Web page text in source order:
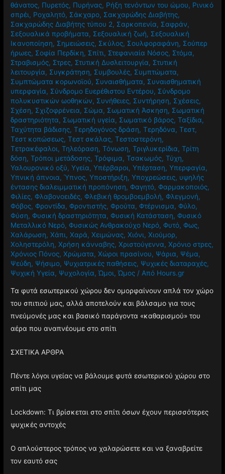
θάνατος, Πυρετός, Πυρήνας, Ρήξη τενόντων του ώμου, Ρινικό
σπρέι, Ροχαλητό, Σάκχαρο, Σακχαρώδης Διαβήτης,
Σακχαρώδης Διαβήτης τύπου 2, Σαρκοπενία, Σαφράν,
Σεξουαλικά προβήματα, Σεξουαλική ζωή, Σεξουαλική
Ικανοποίηση, Σημειώσεις, Σκύλος, Σουλφοραφάνη, Σούπερ
ήρωες, Σοφία Περδίκη, Σπίτι, Στεφανιαία Νόσος, Στόμα,
Στραβισμός, Στρες, Στυτική Δυσλειτουργία, Στυτική
λειτουργία, Συγκράτηση, Συμβουλές, Συμπτώματα,
Συμπτώματα κορωνοϊού, Συναισθήματα, Συναισθηματική
υπερφαγία, Σύνδρομο Ευερέθιστου Εντέρου, Σύνδρομο
πολυκυστικών ωοθηκών, Συνήθειες, Συντήρηση, Σχέσεις,
Σχέση, Σχιζοφρένεια, Σώμα, Σωματική Άσκηση, Σωματική
δραστηριότητα, Σωματική υγεία, Σωματικό βάρος,Ταξίδια,
Ταχύτητα βάδισης,Τερηδογόνος δράση,Τερηδόνα,Τεστ,
Τεστ κοπώσεως,Τεστ σκάλας,Τεστοστερόνη,
Τετρακέφαλοι,Τηλεόραση,Τόνωση,Τριγλυκερίδια,Τρίτη
δόση,Τρόποι μετάδοσης,Τρόφιμα,Τσακωμός,Τύχη,
Υαλουρονικό οξύ,Υγεία,Υπέρβαροι,Υπέρταση,Υπερφαγία,
Υπνική άπνοια,Ύπνος,Υποστήριξη,Υποχρεώσεις, υψηλής
έντασης διαλειμματική προπόνηση,Φαγητό,Φαρμακοποιός,
Φιλίες,Φλαβονοειδές,Φλεβική θρομβοεμβολή,Φλεγμονή,
Φόβος,Φροντίδα,Φροντιστής,Φρούτα,Φτέρνισμα,Φύλο,
Φύση,Φυσική δραστηριότητα,Φυσική Κατάσταση,Φυσικό
Μεταλλικό Νερό,Φυσικώς Ανθρακούχο Νερό,Φυτό,Φως,
Χαλάρωση,Χάπι,Χαρά,Χειμώνας,Χιόνι,Χιούμορ,
Χοληστερόλη,Χρήση κάνναβης,Χριστούγεννα,Χρόνιο στρες,
Χρόνιος Πόνος,Χρώματα,Χώροι πρασίνου, Ψάρια, Ψέμα,
Ψεύδη, Ψήσιμο, Ψυχιατρικές παθήσεις, Ψυχικές διαταραχές,
Ψυχική Υγεία, Ψυχολογία,Ώμοι,Ώμος / Από Hours.gr
Τα φυτά εσωτερικού χώρου δεν ομορφαίνουν απλά τον χώρο
του σπιτιού μας, αλλά αποτελούν και βάλσαμο για τους
πνεύμονές μας και βασικό παράγοντα «καθαρισμού» του
αέρα που αναπνέουμε στο σπίτι
ΣΧΕΤΙΚΑ ΑΡΘΡΑ
Πέντε λόγοι υγείας να βάλουμε φυτά εσωτερικού χώρου στο
σπίτι μας
Lockdown: Τι βρίσκεται στο σπίτι όσων έχουν περισσότερες
ψυχικές αντοχές
Ο απλούστερος τρόπος να χαλαρώσετε και να ξαναβρείτε
τον εαυτό σας